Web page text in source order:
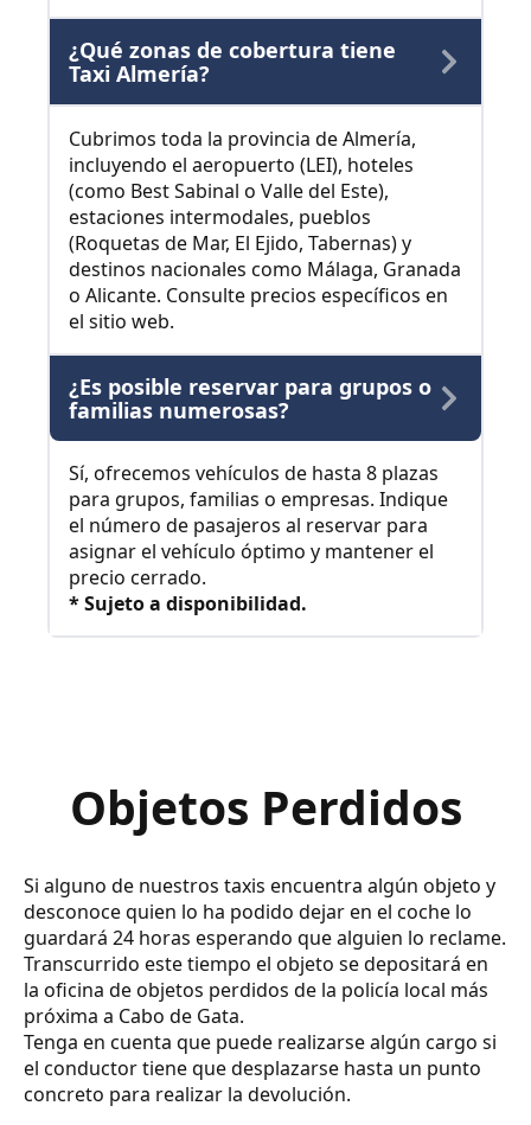
¿Qué zonas de cobertura tiene
Taxi Almería?
Cubrimos toda la provincia de Almería,
incluyendo el aeropuerto (LEI), hoteles
(como Best Sabinal o Valle del Este),
estaciones intermodales, pueblos
(Roquetas de Mar, El Ejido, Tabernas) y
destinos nacionales como Málaga, Granada
o Alicante. Consulte precios específicos en
el sitio web.
¿Es posible reservar para grupos o
familias numerosas?
Sí, ofrecemos vehículos de hasta 8 plazas
para grupos, familias o empresas. Indique
el número de pasajeros al reservar para
asignar el vehículo óptimo y mantener el
precio cerrado.
* Sujeto a disponibilidad.
Objetos Perdidos
Si alguno de nuestros taxis encuentra algún objeto y
desconoce quien lo ha podido dejar en el coche lo
guardará 24 horas esperando que alguien lo reclame.
Transcurrido este tiempo el objeto se depositará en
la oficina de objetos perdidos de la policía local más
próxima a Cabo de Gata.
Tenga en cuenta que puede realizarse algún cargo si
el conductor tiene que desplazarse hasta un punto
concreto para realizar la devolución.